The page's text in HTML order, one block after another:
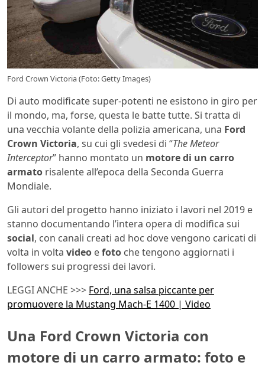
Ford Crown Victoria (Foto: Getty Images)
Di auto modificate super-potenti ne esistono in giro per
il mondo, ma, forse, questa le batte tutte. Si tratta di
una vecchia volante della polizia americana, una Ford
Crown Victoria, su cui gli svedesi di “The Meteor
Interceptor” hanno montato un motore di un carro
armato risalente all’epoca della Seconda Guerra
Mondiale.
Gli autori del progetto hanno iniziato i lavori nel 2019 e
stanno documentando l’intera opera di modifica sui
social, con canali creati ad hoc dove vengono caricati di
volta in volta video efoto che tengono aggiornati i
followers sui progressi dei lavori.
LEGGI ANCHE >>> Ford, una salsa piccante per
promuovere la Mustang Mach-E 1400 | Video
Una Ford Crown Victoria con
motore di un carro armato: foto e